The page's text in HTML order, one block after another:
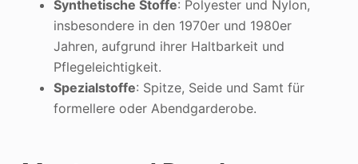
Synthetische Stoffe: Polyester und Nylon,
insbesondere in den 1970er und 1980er
Jahren, aufgrund ihrer Haltbarkeit und
Pflegeleichtigkeit.
Spezialstoffe: Spitze, Seide und Samt für
formellere oder Abendgarderobe.